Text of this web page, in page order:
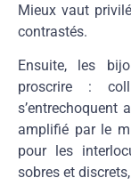
Mieux vaut
contrastés.
Ensuite, les
proscrire :
amplifié par le
pour les
sobres et